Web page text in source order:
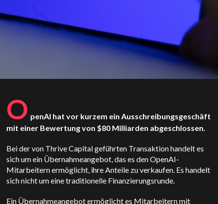
O penAI hat vor kurzem ein Ausschreibungsgeschäft
mit einer Bewertung von $80 Milliarden abgeschlossen.
Bei der von Thrive Capital geführten Transaktion handelt es
sich um ein Übernahmeangebot, das es den OpenAI-
Mitarbeitern ermöglicht, ihre Anteile zu verkaufen. Es handelt
sich nicht um eine traditionelle Finanzierungsrunde.
Ein Übernahmeangebot ermöglicht es Mitarbeitern mit